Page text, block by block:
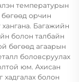
температурын
орчин
Багажийн
болон талбайн
бөгөөд агаарын
боловсруулах
юм. Ахисан
хадгалах болон